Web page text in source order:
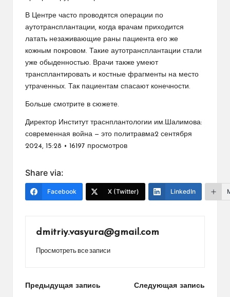
В Центре часто проводятся операции по
аутотрансплантации, когда врачам приходится
латать незаживающие раны пациента его же
кожным покровом. Такие аутотрансплантации стали
уже обыденностью. Врачи также умеют
трансплантировать и костные фрагменты на место
утраченных. Так пациентам спасают конечности.
Больше смотрите в сюжете.
Директор Институт траснплантологии им.Шалимова:
современная война — это политравма2 сентября
2024, 15:28 • 16197 просмотров
Share via:
Facebook X (Twitter) LinkedIn
dmitriy.vasyura@gmail.com
Просмотреть все записи
Навигация
Предыдущая запись Следующая запись